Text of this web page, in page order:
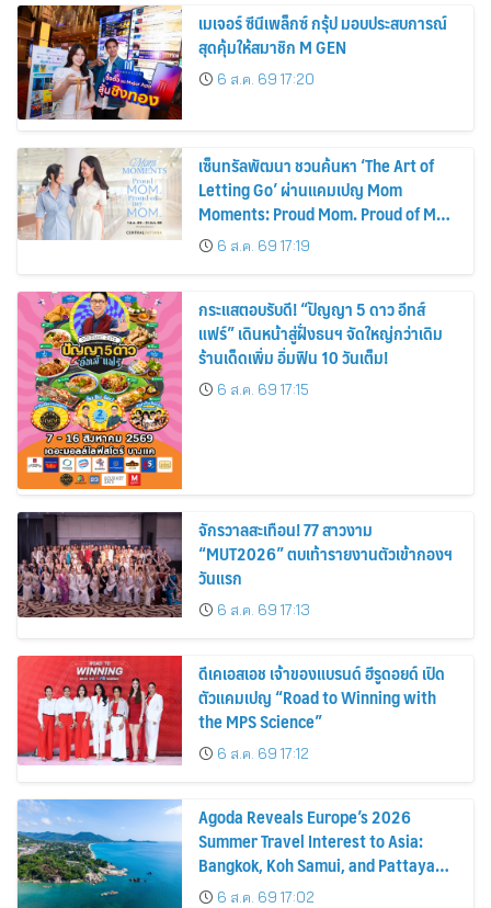
เมเจอร์ ซีนีเพล็กซ์ กรุ้ป มอบประสบการณ์
สุดคุ้มให้สมาชิก M GEN
6 ส.ค. 69 17:20
เซ็นทรัลพัฒนา ชวนค้นหา ‘The Art of
Letting Go’ ผ่านแคมเปญ Mom
Moments: Proud Mom. Proud of My
Mom.6 ส.ค. 69 17:19
กระแสตอบรับดี! “ปัญญา 5 ดาว อีทส์
แฟร์” เดินหน้าสู่ฝั่งธนฯ จัดใหญ่กว่าเดิม
ร้านเด็ดเพิ่ม อิ่มฟิน 10 วันเต็ม!
6 ส.ค. 69 17:15
จักรวาลสะเทือน! 77 สาวงาม
“MUT2026” ตบเท้ารายงานตัวเข้ากองฯ
วันแรก
6 ส.ค. 69 17:13
ดีเคเอสเอช เจ้าของแบรนด์ ฮีรูดอยด์ เปิด
ตัวแคมเปญ “Road to Winning with
the MPS Science”
6 ส.ค. 69 17:12
Agoda Reveals Europe’s 2026
Summer Travel Interest to Asia:
Bangkok, Koh Samui, and Pattaya
Among the Top Cities
6 ส.ค. 69 17:02